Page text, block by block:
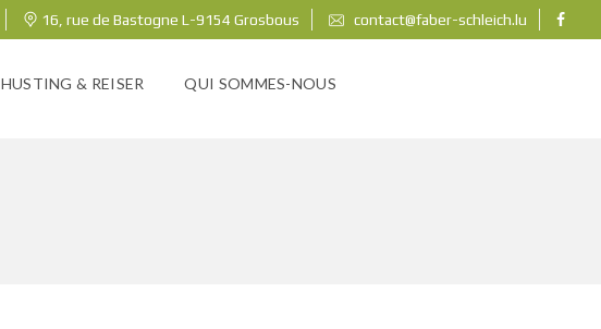
16, rue de Bastogne L-9154 Grosbous contact@faber-schleich.lu
HUSTING & REISER QUI SOMMES-NOUS